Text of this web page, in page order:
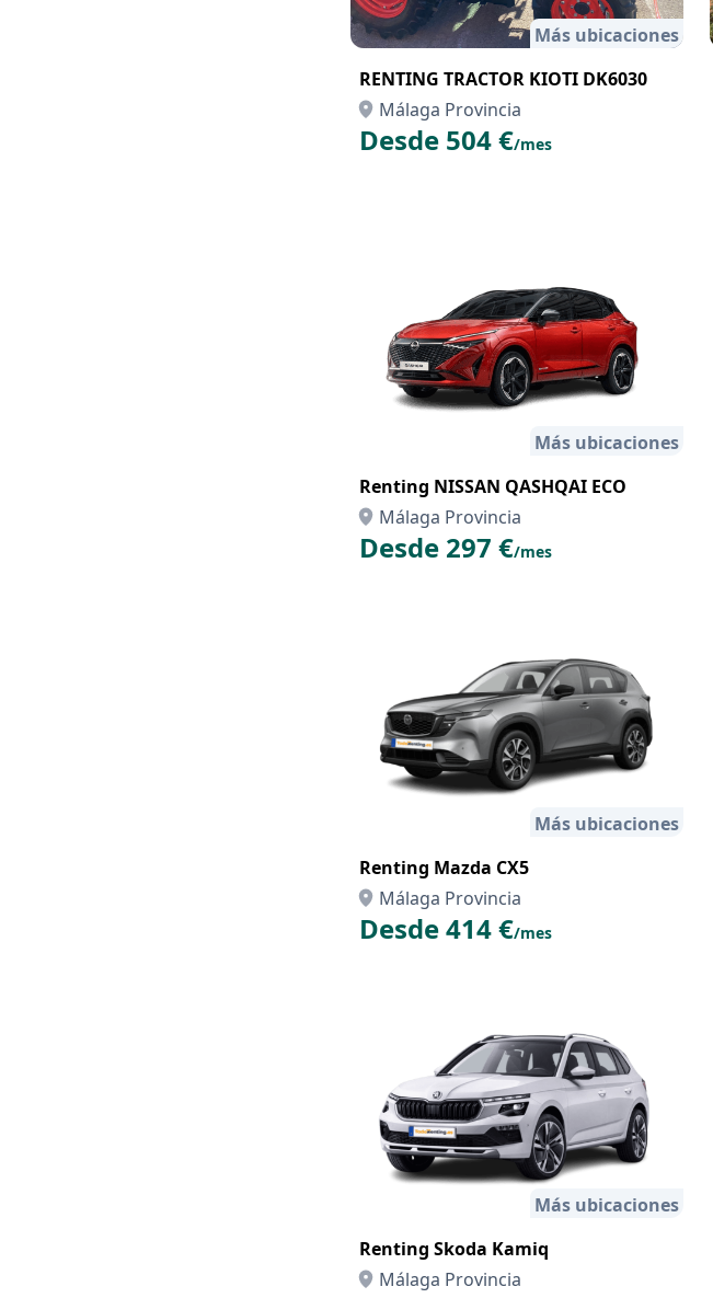
Más ubicaciones
RENTING TRACTOR KIOTI DK6030
Málaga Provincia
Desde 504 €/mes
Más ubicaciones
Renting NISSAN QASHQAI ECO
Málaga Provincia
Desde 297 €/mes
Más ubicaciones
Renting Mazda CX5
Málaga Provincia
Desde 414 €/mes
Más ubicaciones
Renting Skoda Kamiq
Málaga Provincia